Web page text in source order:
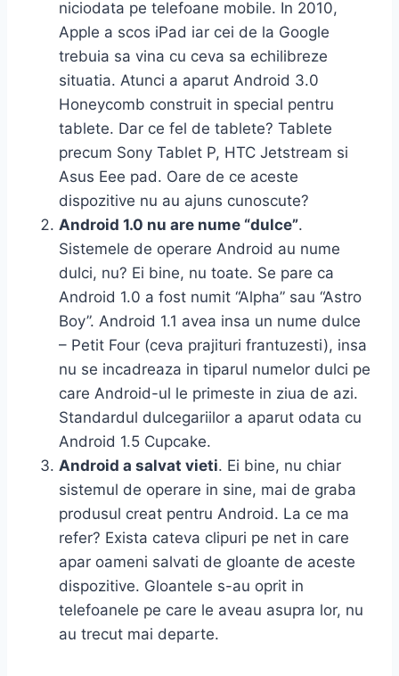
niciodata pe telefoane mobile. In 2010,
Apple a scos iPad iar cei de la Google
trebuia sa vina cu ceva sa echilibreze
situatia. Atunci a aparut Android 3.0
Honeycomb construit in special pentru
tablete. Dar ce fel de tablete? Tablete
precum Sony Tablet P, HTC Jetstream si
Asus Eee pad. Oare de ce aceste
dispozitive nu au ajuns cunoscute?
Android 1.0 nu are nume “dulce”.
Sistemele de operare Android au nume
dulci, nu? Ei bine, nu toate. Se pare ca
Android 1.0 a fost numit “Alpha” sau “Astro
Boy”. Android 1.1 avea insa un nume dulce
– Petit Four (ceva prajituri frantuzesti), insa
nu se incadreaza in tiparul numelor dulci pe
care Android-ul le primeste in ziua de azi.
Standardul dulcegariilor a aparut odata cu
Android 1.5 Cupcake.
Android a salvat vieti. Ei bine, nu chiar
sistemul de operare in sine, mai de graba
produsul creat pentru Android. La ce ma
refer? Exista cateva clipuri pe net in care
apar oameni salvati de gloante de aceste
dispozitive. Gloantele s-au oprit in
telefoanele pe care le aveau asupra lor, nu
au trecut mai departe.